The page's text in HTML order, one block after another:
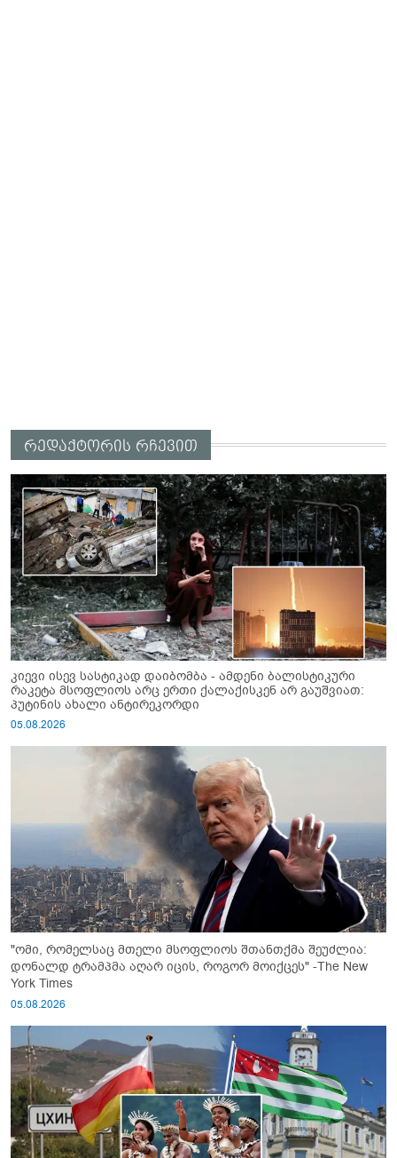
რედაქტორის რჩევით
კიევი ისევ სასტიკად დაიბომბა - ამდენი ბალისტიკური
რაკეტა მსოფლიოს არც ერთი ქალაქისკენ არ გაუშვიათ:
პუტინის ახალი ანტირეკორდი
05.08.2026
"ომი, რომელსაც მთელი მსოფლიოს შთანთქმა შეუძლია:
დონალდ ტრამპმა აღარ იცის, როგორ მოიქცეს" -The New
York Times
05.08.2026